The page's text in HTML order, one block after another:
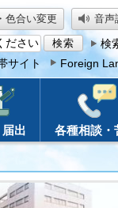
色合い変更 音声
検
サイト Foreign
出 各種相談・